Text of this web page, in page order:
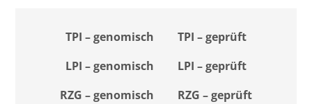
TPI – genomisch
TPI – geprüft
LPI – genomisch
LPI – geprüft
RZG – genomisch
RZG – geprüft